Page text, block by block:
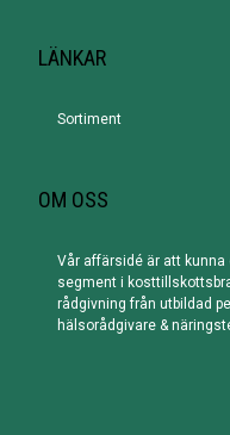
LÄNKAR
Sortiment
OM OSS
Vår affärsidé är att
segment i
rådgivning från utbildad
hälsorådgivare &